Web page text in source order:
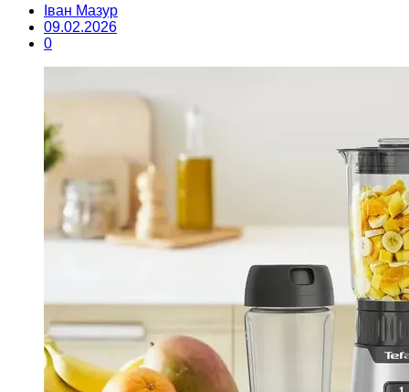
Іван Мазур
09.02.2026
0